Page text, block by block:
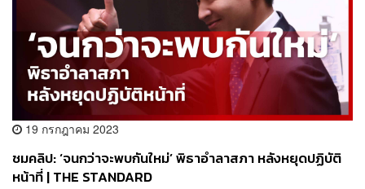
19 กรกฎาคม 2023
ชมคลิป: ‘จนกว่าจะพบกันใหม่’ พิธาอำลาสภา หลังหยุดปฏิบัติ
หน้าที่ | THE STANDARD